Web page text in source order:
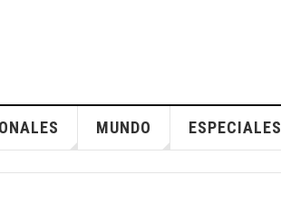
MUNDO ESPECIALES